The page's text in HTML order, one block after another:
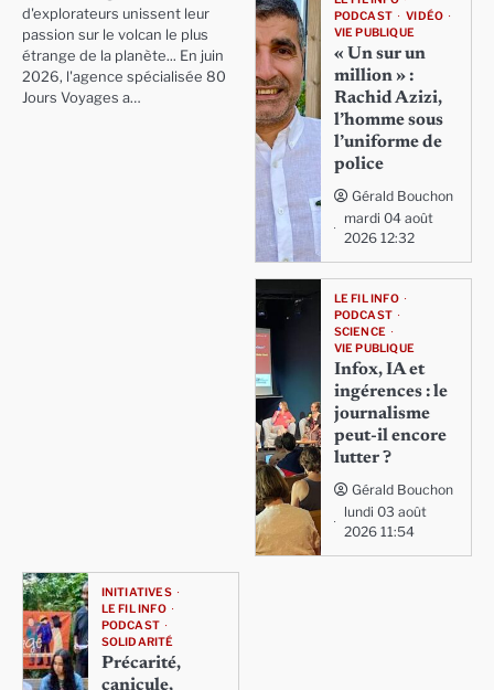
d'explorateurs unissent leur
passion sur le volcan le plus
étrange de la planète... En juin
2026, l'agence spécialisée 80
Jours Voyages a…
PODCAST
VIDÉO
VIE PUBLIQUE
« Un sur un
million » :
Rachid Azizi,
l’homme sous
l’uniforme de
police
Gérald Bouchon
mardi 04 août
2026 12:32
LE FIL INFO
PODCAST
SCIENCE
VIE PUBLIQUE
Infox, IA et
ingérences : le
journalisme
peut-il encore
lutter ?
Gérald Bouchon
lundi 03 août
2026 11:54
INITIATIVES
LE FIL INFO
PODCAST
SOLIDARITÉ
Précarité,
canicule,